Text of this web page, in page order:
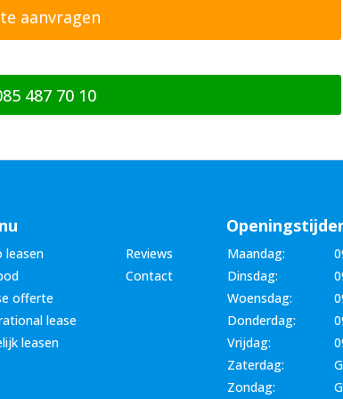
487 70 10
leasen
Reviews
Contact
offerte
lease
leasen
Maandag:
Dinsdag:
Woensdag:
Donderdag:
Vrijdag:
Zaterdag:
Zondag: